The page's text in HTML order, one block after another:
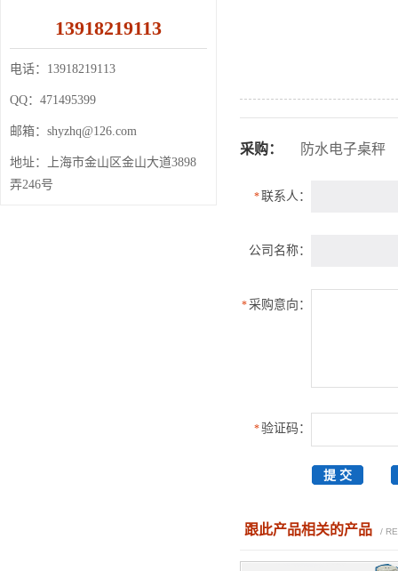
13918219113
电话： 13918219113
QQ： 471495399
邮箱： shyzhq@126.com
地址：
上海市金山区金山大道3898
弄246号
采购： 防水电子桌秤
*联系人：
公司名称：
*采购意向：
*验证码：
跟此产品相关的产品 /